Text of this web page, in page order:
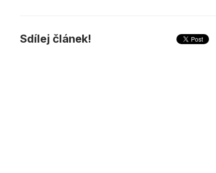
Sdílej článek!